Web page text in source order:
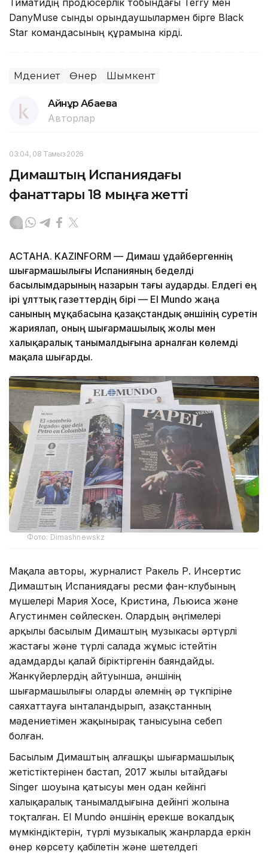
DanyMuse сынды орындаушылармен бірге Black
Star командасының құрамына кірді.
Мәдениет Өнер Шымкент
Айнұр Ақбаева
Авторлар
03:04, 08 Тамыз 2026
Димаштың Испаниядағы
фанаттары 18 мыңға жетті
АСТАНА. KAZINFORM — Димаш Құдайбергеннің
шығармашылығы Испанияның беделді
басылымдарының назарын тағы аударды. Елдегі ең
ірі ұлттық газеттердің бірі — El Mundo жаңа
санының мұқабасына қазақстандық әншінің суретін
жариялап, оның шығармашылық жолы мен
халықаралық танымалдығына арналған көлемді
мақала шығарды.
Фото: Dimashnewskz
Мақала авторы, журналист Ракель Р. Инсертис
Димаштың Испаниядағы ресми фан-клубының
мүшелері Мария Хосе, Кристина, Льюиса және
Агустинмен сөйлескен. Олардың әңгімелері
арқылы басылым Димаштың музыкасы әртүрлі
жастағы және түрлі салада жұмыс істейтін
адамдарды қалай біріктіргенін баяндайды.
Жанкүйерлердің айтуынша, әншінің
шығармашылығы оларды әлемнің әр түкпіріне
саяхаттауға ынталандырып, Қазақстанның
мәдениетімен жақынырақ танысуына себеп
болған.
Басылым Димаштың алғашқы шығармашылық
жетістіктерінен бастап, 2017 жылы Қытайдағы
Singer шоуына қатысуы мен одан кейінгі
халықаралық танымалдығына дейінгі жолына
тоқталған. El Mundo әншінің ерекше вокалдық
мүмкіндіктерін, түрлі музыкалық жанрларда еркін
өнер көрсету қабілетін және шетелдегі